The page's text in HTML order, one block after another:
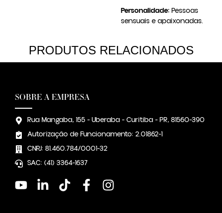
Personalidade: Pessoas
sensuais e apaixonadas.
PRODUTOS RELACIONADOS
SOBRE A EMPRESA
Rua Mangaba, 155 - Uberaba - Curitiba - PR, 81560-390
Autorização de Funcionamento: 2.01862-1
CNPJ: 81.460.784/0001-32
SAC: (41) 3364-1637